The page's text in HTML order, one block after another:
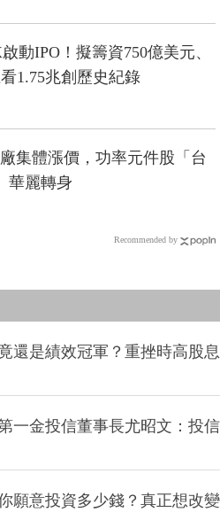
啟動IPO！擬籌資750億美元、
1.75兆創歷史紀錄
集體漲價，功率元件股「台
華麗轉身
Recommended by
還是績效冠軍？重挫時高股息
一金投信董事長尤昭文：投信
願意投資多少錢？真正想改變